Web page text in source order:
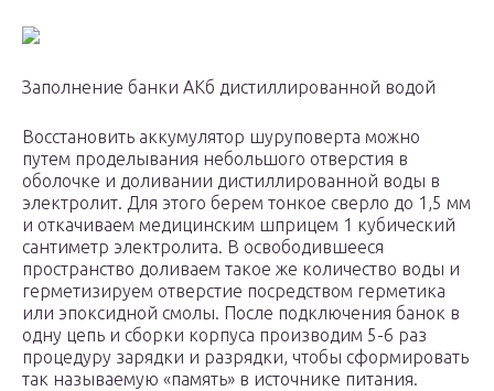
Заполнение банки АКб дистиллированной водой
Восстановить аккумулятор шуруповерта можно
путем проделывания небольшого отверстия в
оболочке и доливании дистиллированной воды в
электролит. Для этого берем тонкое сверло до 1,5 мм
и откачиваем медицинским шприцем 1 кубический
сантиметр электролита. В освободившееся
пространство доливаем такое же количество воды и
герметизируем отверстие посредством герметика
или эпоксидной смолы. После подключения банок в
одну цепь и сборки корпуса производим 5-6 раз
процедуру зарядки и разрядки, чтобы сформировать
так называемую «память» в источнике питания.